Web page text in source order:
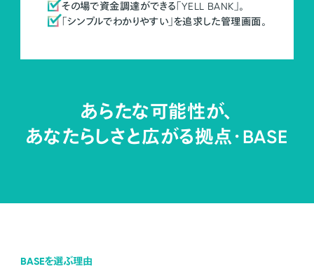
その場で資金調達ができる「YELL BANK」。
「シンプルでわかりやすい」を追求した管理画面。
あらたな可能性が、
あなたらしさと広がる拠点・BASE
BASEを選ぶ理由